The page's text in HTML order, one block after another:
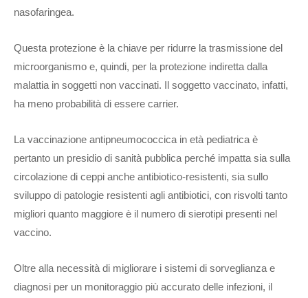
nasofaringea.
Questa protezione è la chiave per ridurre la trasmissione del
microorganismo e, quindi, per la protezione indiretta dalla
malattia in soggetti non vaccinati. Il soggetto vaccinato, infatti,
ha meno probabilità di essere carrier.
La vaccinazione antipneumococcica in età pediatrica è
pertanto un presidio di sanità pubblica perché impatta sia sulla
circolazione di ceppi anche antibiotico-resistenti, sia sullo
sviluppo di patologie resistenti agli antibiotici, con risvolti tanto
migliori quanto maggiore è il numero di sierotipi presenti nel
vaccino.
Oltre alla necessità di migliorare i sistemi di sorveglianza e
diagnosi per un monitoraggio più accurato delle infezioni, il